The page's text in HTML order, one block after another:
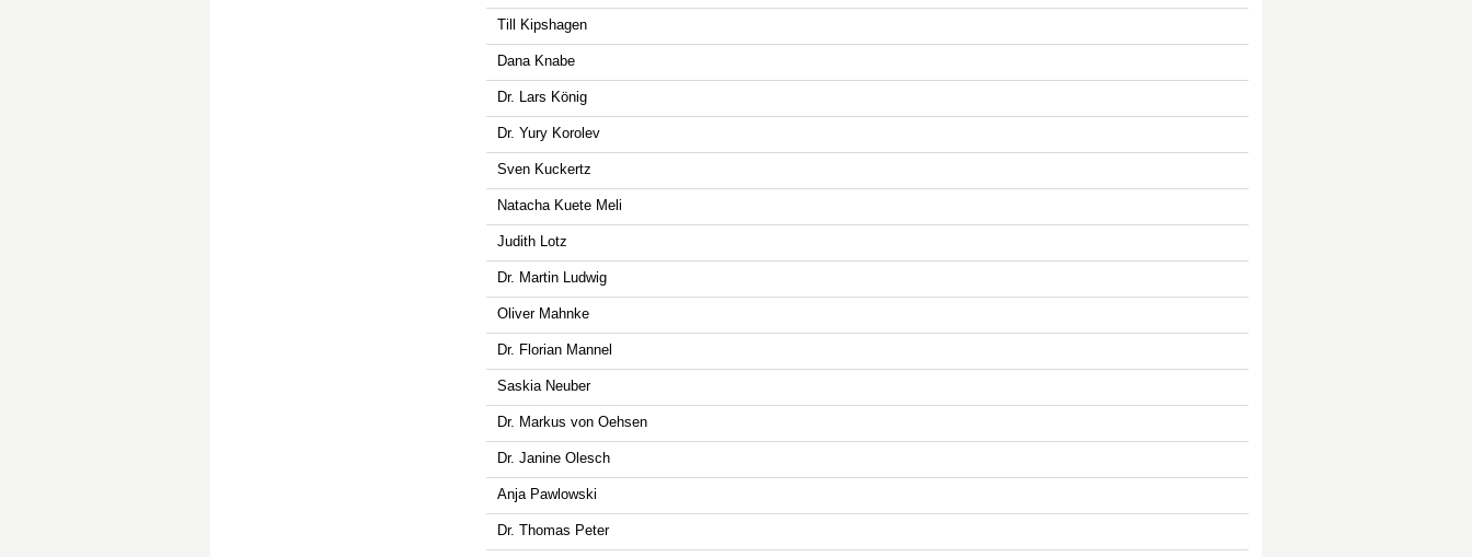
Till Kipshagen
Dana Knabe
Dr. Lars König
Dr. Yury Korolev
Sven Kuckertz
Natacha Kuete Meli
Judith Lotz
Dr. Martin Ludwig
Oliver Mahnke
Dr. Florian Mannel
Saskia Neuber
Dr. Markus von Oehsen
Dr. Janine Olesch
Anja Pawlowski
Dr. Thomas Peter